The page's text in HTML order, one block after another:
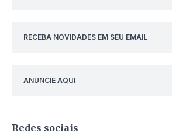
RECEBA NOVIDADES EM SEU EMAIL
ANUNCIE AQUI
Redes sociais